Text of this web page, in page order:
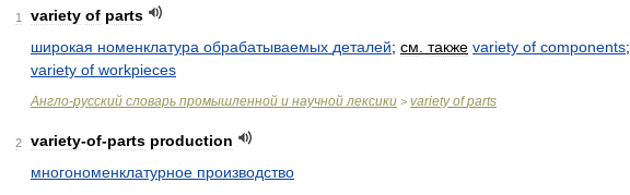
1 variety of parts
широкая номенклатура обрабатываемых деталей; см также variety of components;
variety of workpieces
Англо-русский словарь промышленной и научной лексики > variety of parts
2 variety-of-parts production
многономенклатурное производство